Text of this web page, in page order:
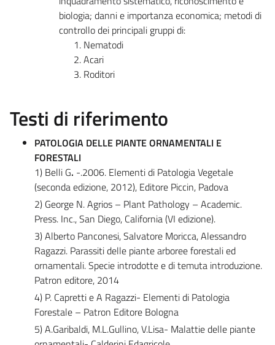
biologia; danni e importanza economica; metodi di
controllo dei principali gruppi di:
Nematodi
Acari
Roditori
Testi di riferimento
PATOLOGIA DELLE PIANTE ORNAMENTALI E
FORESTALI
1) Belli G. -.2006. Elementi di Patologia Vegetale
(seconda edizione, 2012), Editore Piccin, Padova
2) George N. Agrios – Plant Pathology – Academic.
Press. Inc., San Diego, California (VI edizione).
3) Alberto Panconesi, Salvatore Moricca, Alessandro
Ragazzi. Parassiti delle piante arboree forestali ed
ornamentali. Specie introdotte e di temuta introduzione.
Patron editore, 2014
4) P. Capretti e A Ragazzi- Elementi di Patologia
Forestale – Patron Editore Bologna
5) A.Garibaldi, M.L.Gullino, V.Lisa- Malattie delle piante